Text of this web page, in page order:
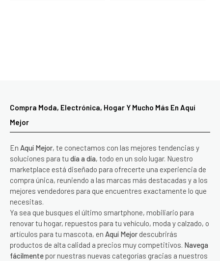
Compra Moda, Electrónica, Hogar Y Mucho Más En Aquí
Mejor
En Aquí Mejor, te conectamos con las mejores tendencias y
soluciones para tu día a día, todo en un solo lugar. Nuestro
marketplace está diseñado para ofrecerte una experiencia de
compra única, reuniendo a las marcas más destacadas y a los
mejores vendedores para que encuentres exactamente lo que
necesitas.
Ya sea que busques el último smartphone, mobiliario para
renovar tu hogar, repuestos para tu vehículo, moda y calzado, o
artículos para tu mascota, en Aquí Mejor descubrirás
productos de alta calidad a precios muy competitivos. Navega
fácilmente por nuestras nuevas categorías gracias a nuestros